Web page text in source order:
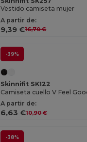
Vestido camiseta mujer
A partir de:
9,39 €16,70 €
-39%
Skinnifit SK122
Camiseta cuello V Feel
A partir de:
6,63 €10,90 €
-38%